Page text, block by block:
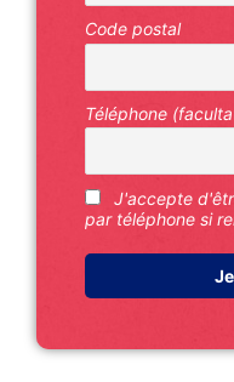
Code postal
Téléphone
J'accepte
par téléphone si